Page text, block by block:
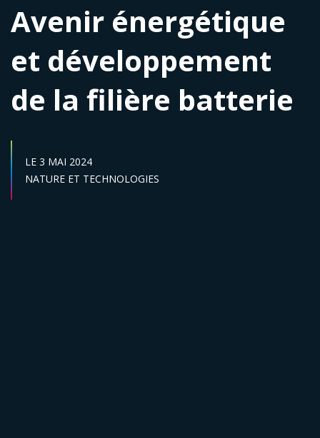
Avenir énergétique
et développement
de la filière batterie
LE DATE DE DÉBUT :
3 MAI 2024
Secteur :
NATURE ET TECHNOLOGIES